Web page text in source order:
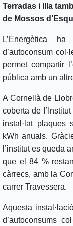
Terradas i Illa
de Mossos
L’Energètica
d’autoconsum
permet compartir
pública amb un
A Cornellà de
coberta de
instal·lat plaques
kWh anuals.
l’institut es queda
que el 84 %
càrrecs, amb la
carrer Travessera.
Aquesta
d’autoconsums